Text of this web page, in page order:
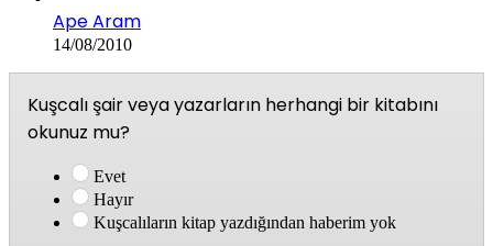
Ape Aram
14/08/2010
Kuşcalı şair veya yazarların herhangi bir kitabını
okunuz mu?
Evet
Hayır
Kuşcalıların kitap yazdığından haberim yok